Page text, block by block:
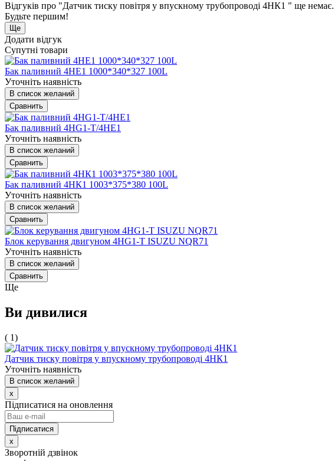
Відгуків про "Датчик тиску повітря у впускному трубопроводі 4НК1 " ще немає.
Будьте першим!
Ще
Додати відгук
Супутні товари
Бак паливний 4HE1 1000*340*327 100L
Уточніть наявність
В список желаний
Сравнить
Бак паливний 4HG1-T/4HE1
Уточніть наявність
В список желаний
Сравнить
Бак паливний 4HК1 1003*375*380 100L
Уточніть наявність
В список желаний
Сравнить
Блок керування двигуном 4HG1-T ISUZU NQR71
Уточніть наявність
В список желаний
Сравнить
Ще
Ви дивилися
( 1)
Датчик тиску повітря у впускному трубопроводі 4НК1
Уточніть наявність
В список желаний
x
Підписатися на оновлення
x
Зворотній дзвінок